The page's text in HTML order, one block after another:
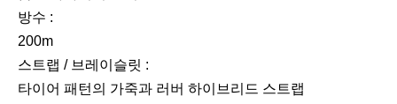
방수 :
200m
스트랩 / 브레이슬릿 :
타이어 패턴의 가죽과 러버 하이브리드 스트랩